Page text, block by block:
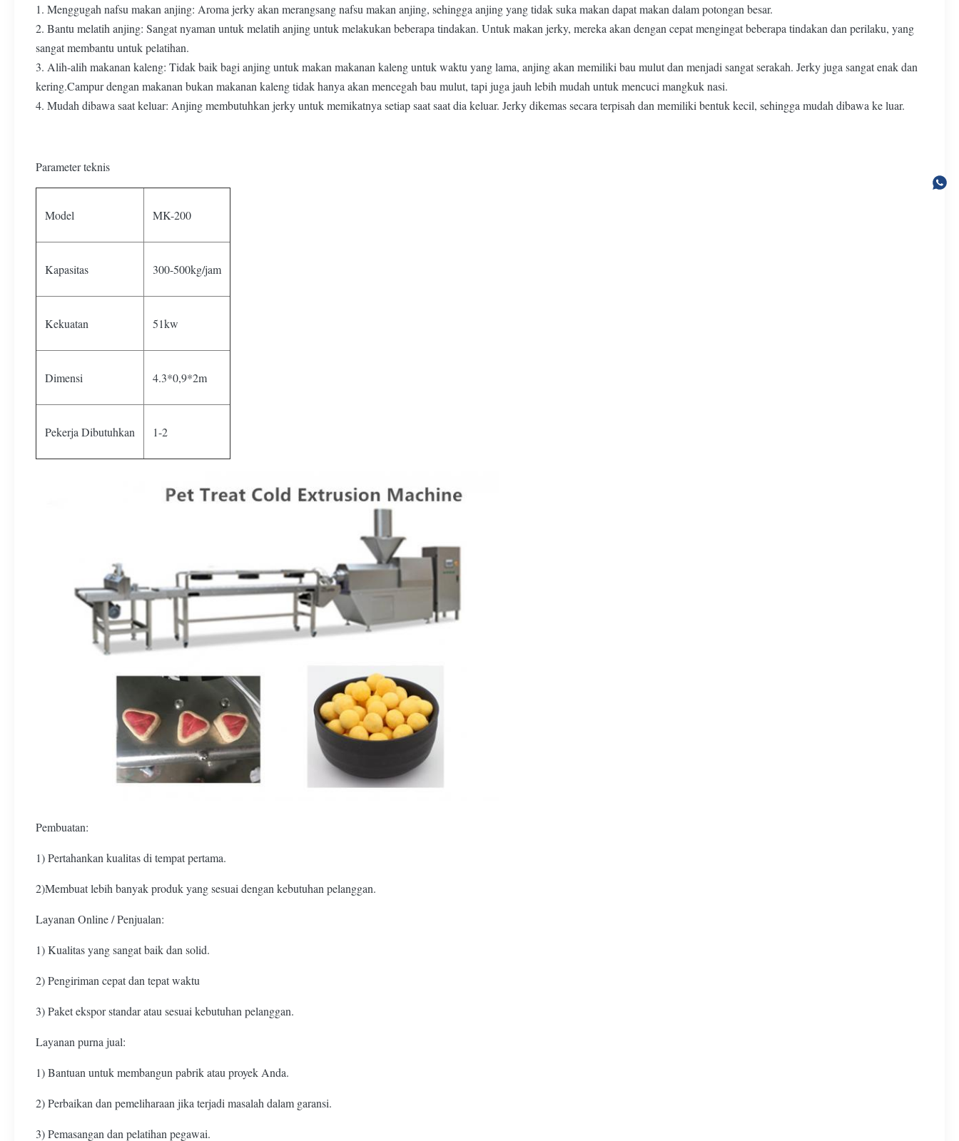
1. Menggugah nafsu makan anjing: Aroma jerky akan merangsang nafsu makan anjing, sehingga anjing yang tidak suka makan dapat makan dalam potongan besar.
2. Bantu melatih anjing: Sangat nyaman untuk melatih anjing untuk melakukan beberapa tindakan. Untuk makan jerky, mereka akan dengan cepat mengingat beberapa tindakan dan perilaku, yang
sangat membantu untuk pelatihan.
3. Alih-alih makanan kaleng: Tidak baik bagi anjing untuk makan makanan kaleng untuk waktu yang lama, anjing akan memiliki bau mulut dan menjadi sangat serakah. Jerky juga sangat enak dan
kering.Campur dengan makanan bukan makanan kaleng tidak hanya akan mencegah bau mulut, tapi juga jauh lebih mudah untuk mencuci mangkuk nasi.
4. Mudah dibawa saat keluar: Anjing membutuhkan jerky untuk memikatnya setiap saat saat dia keluar. Jerky dikemas secara terpisah dan memiliki bentuk kecil, sehingga mudah dibawa ke luar.
Parameter teknis
Model MK-200
Kapasitas 300-500kg/jam
Kekuatan 51kw
Dimensi 4.3*0,9*2m
Pekerja Dibutuhkan 1-2
Pembuatan:
1) Pertahankan kualitas di tempat pertama.
2)Membuat lebih banyak produk yang sesuai dengan kebutuhan pelanggan.
Layanan Online / Penjualan:
1) Kualitas yang sangat baik dan solid.
2) Pengiriman cepat dan tepat waktu
3) Paket ekspor standar atau sesuai kebutuhan pelanggan.
Layanan purna jual:
1) Bantuan untuk membangun pabrik atau proyek Anda.
2) Perbaikan dan pemeliharaan jika terjadi masalah dalam garansi.
3) Pemasangan dan pelatihan pegawai.